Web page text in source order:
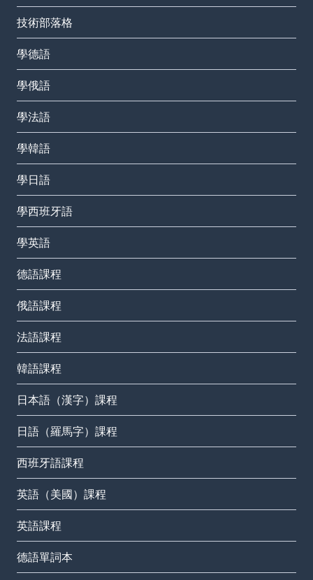
技術部落格
學德語
學俄語
學法語
學韓語
學日語
學西班牙語
學英語
德語課程
俄語課程
法語課程
韓語課程
日本語（漢字）課程
日語（羅馬字）課程
西班牙語課程
英語（美國）課程
英語課程
德語單詞本